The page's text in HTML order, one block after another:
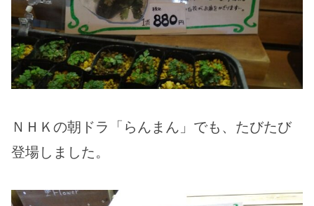
ＮＨＫの朝ドラ「らんまん」でも、たびたび
登場しました。